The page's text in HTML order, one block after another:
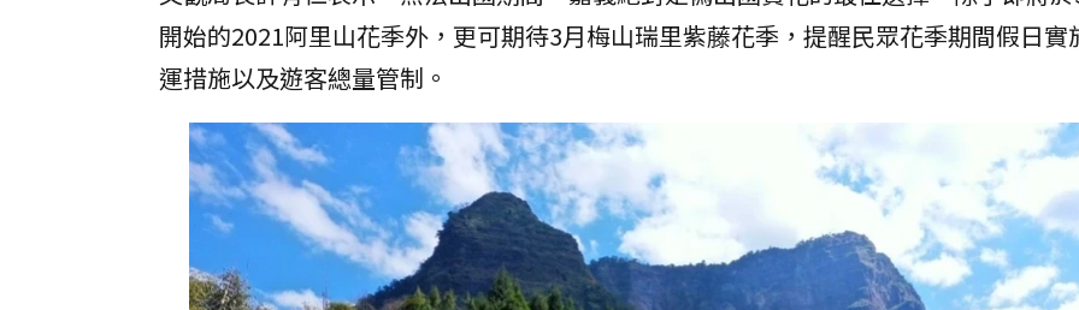
開始的2021阿里山花季外，更可期待3月梅山瑞里紫藤花季，提醒民眾花季期間假日實
運措施以及遊客總量管制。